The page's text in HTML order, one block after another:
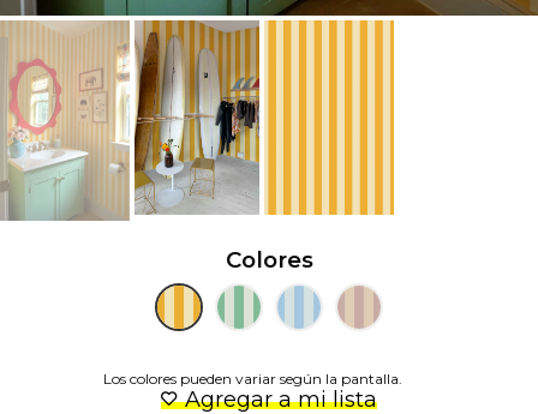
Colores
Los colores pueden variar según la pantalla.
Agregar a mi lista